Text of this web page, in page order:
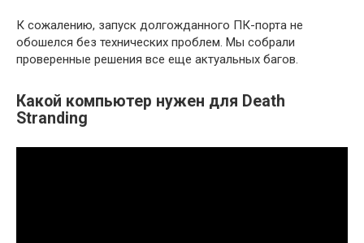
К сожалению, запуск долгожданного ПК-порта не
обошелся без технических проблем. Мы собрали
проверенные решения все еще актуальных багов.
Какой компьютер нужен для Death
Stranding